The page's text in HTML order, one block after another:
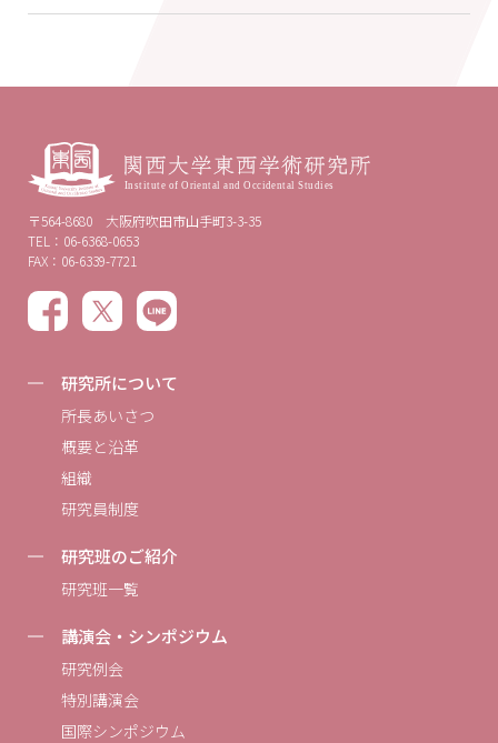
〒564-8680 大阪府吹田市山手町3-3-35
TEL：06-6368-0653
FAX：06-6339-7721
研究所について
所長あいさつ
概要と沿革
組織
研究員制度
研究班のご紹介
研究班一覧
講演会・シンポジウム
研究例会
特別講演会
国際シンポジウム